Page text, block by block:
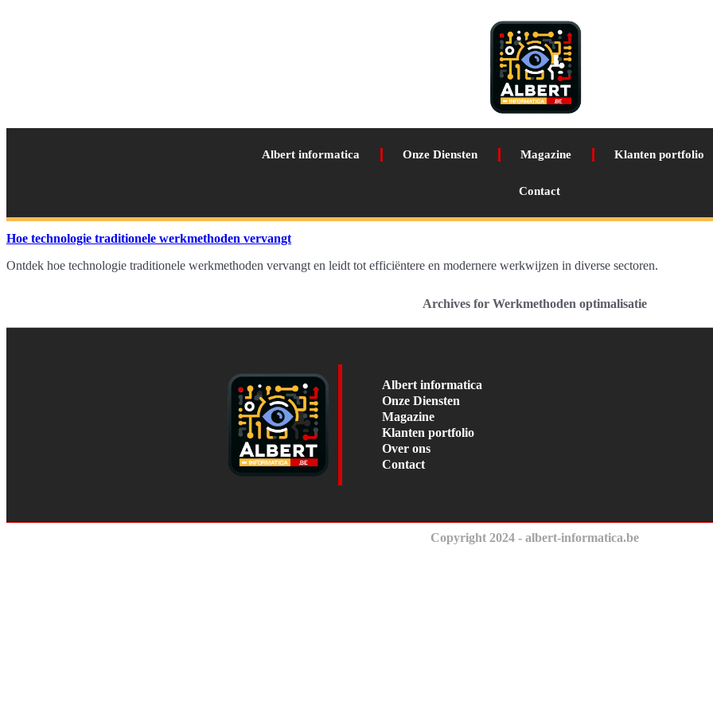
Albert informatica Onze Diensten Magazine Klanten portfolio
Contact
Hoe technologie traditionele werkmethoden vervangt
Ontdek hoe technologie traditionele werkmethoden vervangt en leidt tot efficiëntere en modernere werkwijzen in diverse sectoren.
Archives for Werkmethoden optimalisatie
Albert informatica
Onze Diensten
Magazine
Klanten portfolio
Over ons
Contact
Copyright 2024 - albert-informatica.be